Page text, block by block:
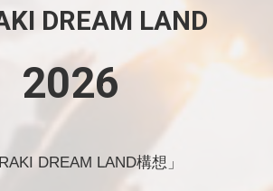
DREAM LAND
2026
DREAM LAND構想」